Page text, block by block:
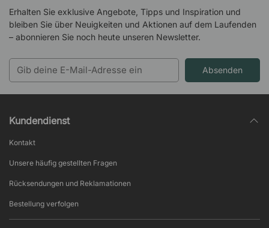
Erhalten Sie exklusive Angebote, Tipps und Inspiration und
bleiben Sie über Neuigkeiten und Aktionen auf dem Laufenden
– abonnieren Sie noch heute unseren Newsletter.
Absenden
Kundendienst
Kontakt
Unsere häufig gestellten Fragen
Rücksendungen und Reklamationen
Bestellung verfolgen